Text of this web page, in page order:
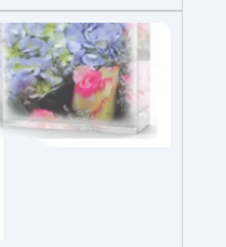
przez lata.
1,1 cm Kolor: